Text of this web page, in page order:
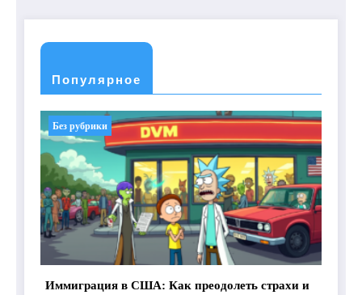
Популярное
Без рубрики
Иммиграция в США: Как преодолеть страхи и